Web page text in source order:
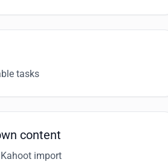
tasks
content
import